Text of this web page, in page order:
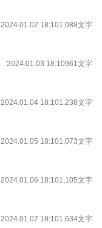
2024.01.02 18:101,088文字
2024.01.03 18:10961文字
2024.01.04 18:101,238文字
2024.01.05 18:101,073文字
2024.01.06 18:101,105文字
2024.01.07 18:101,634文字